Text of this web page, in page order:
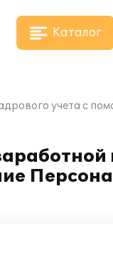
Каталог
учета с